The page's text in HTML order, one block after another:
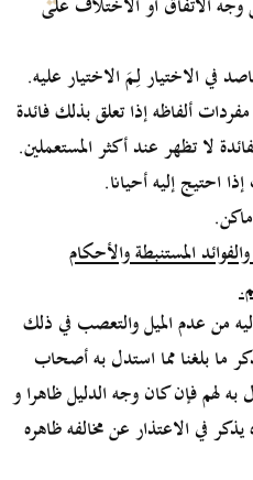
في الاختيار لِـمَ الاختيار عليه.
ألفاظه إذا تعلق بذلك فائدة
لا تظهر عند أكثر المستعملين.
احتيج إليه أحيانا.
المستنبطة والأحكام
من عدم الميل والتعصب في ذلك
ما بلغنا مما استدل به أصحاب
لهم فإن كان وجه الدليل ظاهرا و
يذكر في الاعتذار عن مخالفه ظاهره